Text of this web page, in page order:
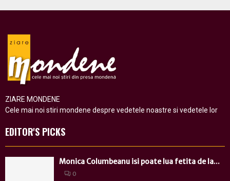
ZIARE MONDENE
Cele mai noi stiri mondene despre vedetele noastre si vedetele lor
EDITOR'S PICKS
Monica Columbeanu isi poate lua fetita de la...
0